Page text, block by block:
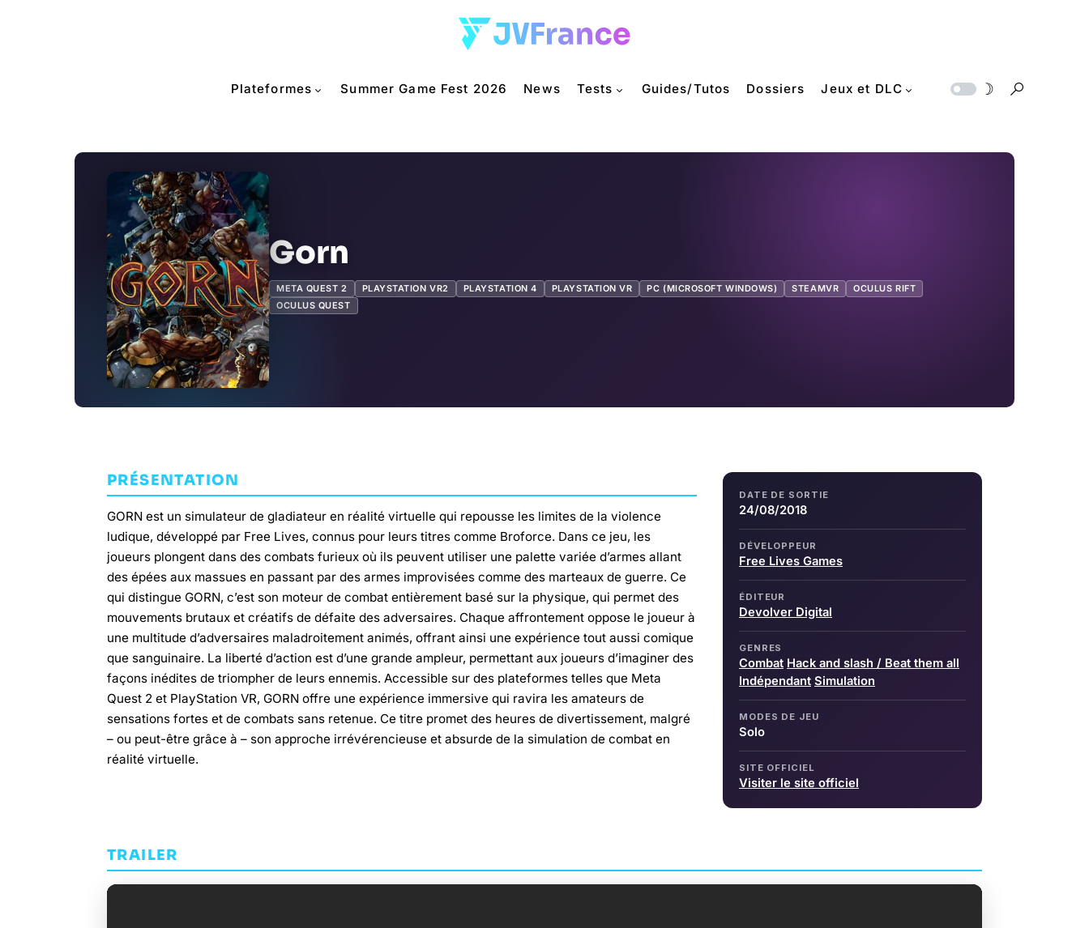
Plateformes Summer Game Fest 2026 News Tests Guides/Tutos Dossiers Jeux et DLC
Gorn
META QUEST 2 PLAYSTATION VR2 PLAYSTATION 4 PLAYSTATION VR PC (MICROSOFT WINDOWS) STEAMVR
OCULUS RIFT
OCULUS QUEST
PRÉSENTATION
GORN est un simulateur de gladiateur en réalité virtuelle qui repousse les limites de la violence
ludique, développé par Free Lives, connus pour leurs titres comme Broforce. Dans ce jeu, les
joueurs plongent dans des combats furieux où ils peuvent utiliser une palette variée d’armes allant
des épées aux massues en passant par des armes improvisées comme des marteaux de guerre. Ce
qui distingue GORN, c’est son moteur de combat entièrement basé sur la physique, qui permet des
mouvements brutaux et créatifs de défaite des adversaires. Chaque affrontement oppose le joueur à
une multitude d’adversaires maladroitement animés, offrant ainsi une expérience tout aussi comique
que sanguinaire. La liberté d’action est d’une grande ampleur, permettant aux joueurs d’imaginer des
façons inédites de triompher de leurs ennemis. Accessible sur des plateformes telles que Meta
Quest 2 et PlayStation VR, GORN offre une expérience immersive qui ravira les amateurs de
sensations fortes et de combats sans retenue. Ce titre promet des heures de divertissement, malgré
– ou peut-être grâce à – son approche irrévérencieuse et absurde de la simulation de combat en
réalité virtuelle.
DATE DE SORTIE
24/08/2018
DÉVELOPPEUR
Free Lives Games
ÉDITEUR
Devolver Digital
GENRES
Combat Hack and slash / Beat them all
Indépendant Simulation
MODES DE JEU
Solo
SITE OFFICIEL
Visiter le site officiel
TRAILER